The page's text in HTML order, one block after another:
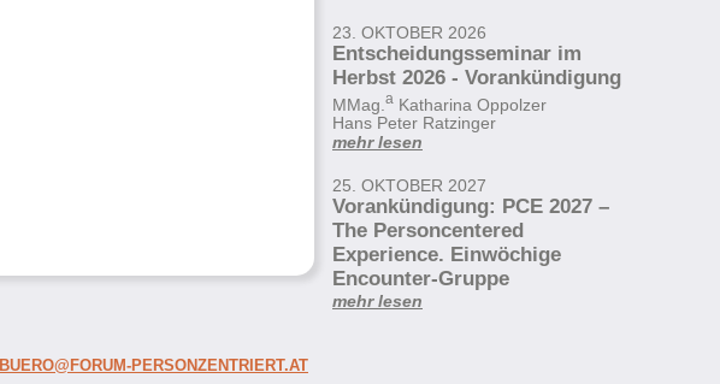
23. OKTOBER 2026
Entscheidungsseminar im
Herbst 2026 - Vorankündigung
MMag. a Katharina Oppolzer
Hans Peter Ratzinger
mehr lesen
25. OKTOBER 2027
Vorankündigung: PCE 2027 –
The Personcentered
Experience. Einwöchige
Encounter-Gruppe
mehr lesen
BUERO@FORUM-PERSONZENTRIERT.AT